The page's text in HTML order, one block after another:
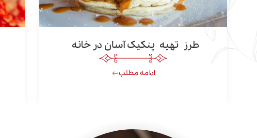
طرز تهیه پنکیک آسان در خانه
ادامه مطلب